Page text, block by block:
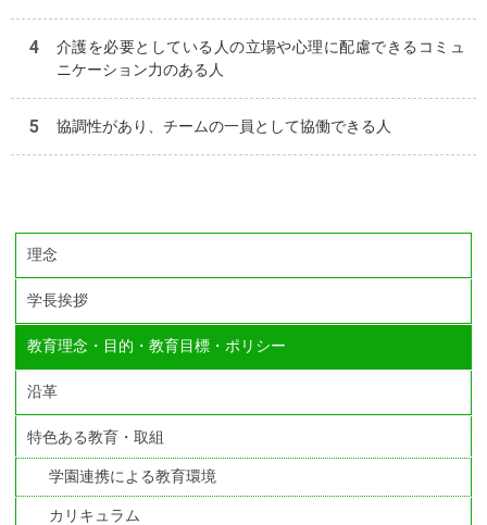
介護を必要としている人の立場や心理に配慮できるコミュ
ニケーション力のある人
協調性があり、チームの一員として協働できる人
理念
学長挨拶
教育理念・目的・教育目標・ポリシー
沿革
特色ある教育・取組
学園連携による教育環境
カリキュラム